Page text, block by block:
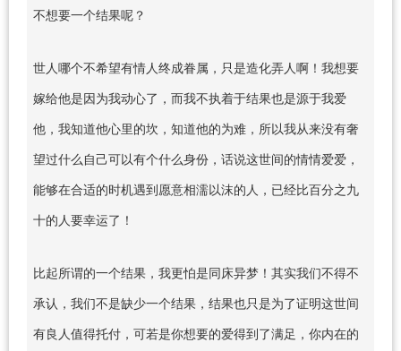
不想要一个结果呢？
世人哪个不希望有情人终成眷属，只是造化弄人啊！我想要
嫁给他是因为我动心了，而我不执着于结果也是源于我爱
他，我知道他心里的坎，知道他的为难，所以我从来没有奢
望过什么自己可以有个什么身份，话说这世间的情情爱爱，
能够在合适的时机遇到愿意相濡以沫的人，已经比百分之九
十的人要幸运了！
比起所谓的一个结果，我更怕是同床异梦！其实我们不得不
承认，我们不是缺少一个结果，结果也只是为了证明这世间
有良人值得托付，可若是你想要的爱得到了满足，你内在的